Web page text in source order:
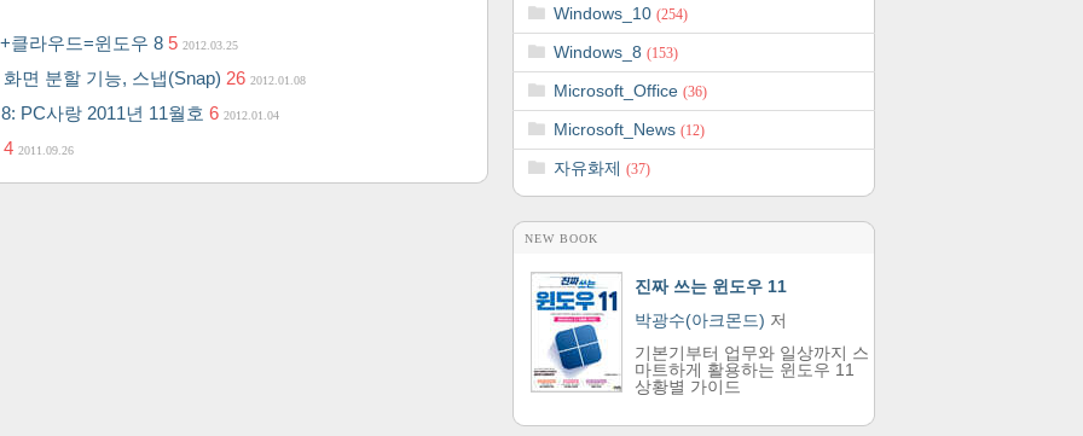
클라우드=윈도우 8 5 2012.03.25
면 분할 기능, 스냅(Snap) 26 2012.01.08
PC사랑 2011년 11월호 6 2012.01.04
4 2011.09.26
Windows_10 (254)
Windows_8 (153)
Microsoft_Office (36)
Microsoft_News (12)
자유화제 (37)
NEW BOOK
진짜 쓰는 윈도우 11
박광수(아크몬드) 저
기본기부터 업무와 일상까지 스
마트하게 활용하는 윈도우 11
상황별 가이드